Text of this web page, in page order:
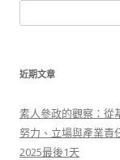
尋
鍵
:
近期文章
素人參政的觀察：從
努力、立場與產業責
2025最後1天